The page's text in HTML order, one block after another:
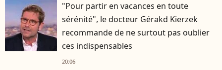
"Pour partir en vacances en toute
sérénité", le docteur Gérakd Kierzek
recommande de ne surtout pas oublier
ces indispensables
20:06